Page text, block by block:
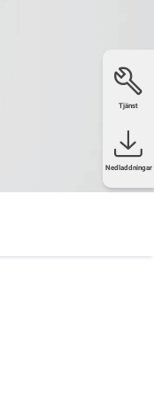
Tjänst
Nedladdningar